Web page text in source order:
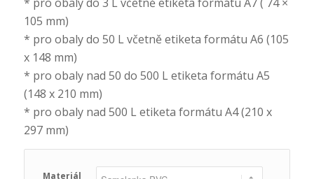
105 mm)
* pro obaly do 50 L včetně etiketa formátu A6 (105
x 148 mm)
* pro obaly nad 50 do 500 L etiketa formátu A5
(148 x 210 mm)
* pro obaly nad 500 L etiketa formátu A4 (210 x
297 mm)
Materiál